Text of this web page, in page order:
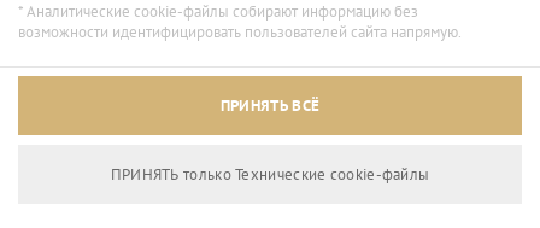
* Аналитические cookie-файлы собирают информацию без
возможности идентифицировать пользователей сайта напрямую.
ПРИНЯТЬ ВСЁ
ПРИНЯТЬ только Технические сookie-файлы